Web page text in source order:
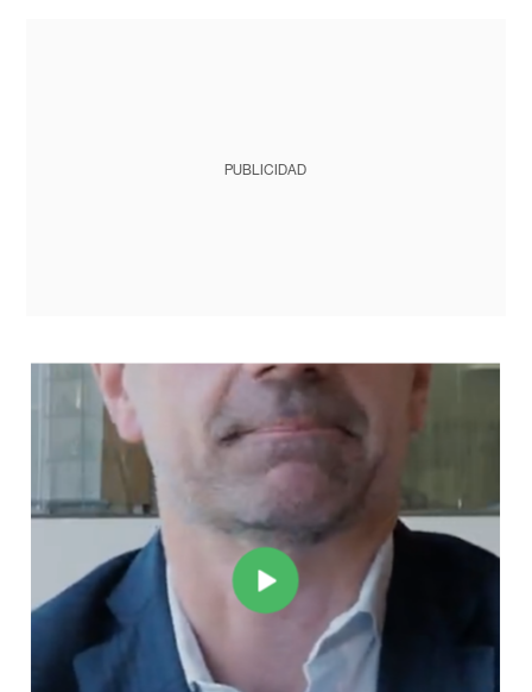
PUBLICIDAD